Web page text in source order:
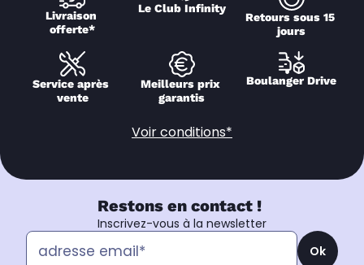
Livraison
offerte*
Le Club Infinity
Retours sous 15
jours
Service après
vente
Meilleurs prix
garantis
Boulanger Drive
Voir conditions*
Restons en contact !
Inscrivez-vous à la newsletter
Ok